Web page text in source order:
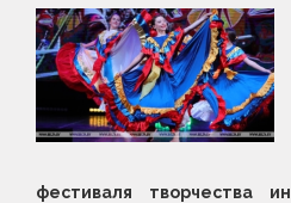
фестиваля творчества